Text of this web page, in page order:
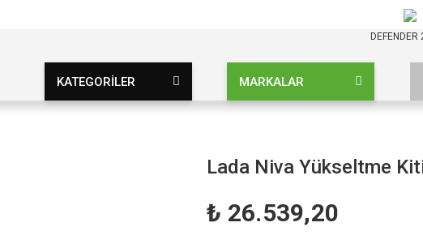
KATEGORİLER MARKALAR
Lada Niva Yükseltme
₺ 26.539,20